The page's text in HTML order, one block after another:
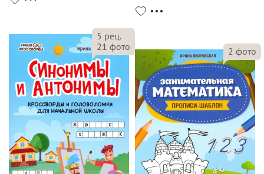
5 рец.
21 фото 2 фото